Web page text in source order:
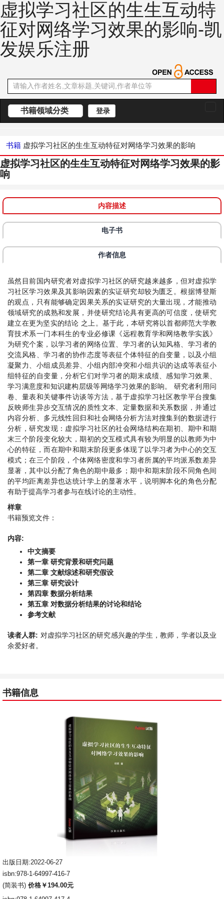
虚拟学习社区的生生互动特
征对网络学习效果的影响-凯
发娱乐注册
书籍领域分类 登录
换
书籍 虚拟学习社区的生生互动特征对网络学习效果的影响
虚拟学习社区的生生互动特征对网络学习效果的影
响
内容描述
电子书
作者信息
虽然目前国内研究者对虚拟学习社区的研究越来越多，但对虚拟学
习社区学习效果及其影响因素的实证研究却较为匮乏。根据博登斯
的观点，只有能够确定因果关系的实证研究的大量出现，才能推动
领域研究的成熟和发展，并使研究结论具有更高的可信度，使研究
建立在更为坚实的结论 之上。基于此，本研究将以首都师范大学教
育技术系一门本科生的专业必修课《远程教育学和网络教学实践》
为研究个案，以学习者的网络位置、学习者的认知风格、学习者的
交流风格、学习者的协作态度等表征个体特征的自变量，以及小组
凝聚力、小组成员差异、小组内部冲突和小组共识的达成等表征小
组特征的自变量，分析它们对学习者的期末成绩、感知学习效果、
学习满意度和知识建构层级等网络学习效果的影响。 研究者利用问
卷、量表和关键事件访谈等方法，基于虚拟学习社区教学平台搜集
反映师生异步交互情况的质性文本、定量数据和关系数据，并通过
内容分析、多元线性回归和社会网络分析方法对搜集到的数据进行
分析，研究发现：虚拟学习社区的社会网络结构在期初、期中和期
末三个阶段变化较大，期初的交互模式具有较为明显的以教师为中
心的特征，而在期中和期末阶段更多体现了以学习者为中心的交互
模式；在三个阶段，个体网络密度和学习者所属的平均派系数差异
显著，其中以分配了角色的期中最多；期中和期末阶段不同角色间
的平均距离差异也达统计学上的显著水平，说明脚本化的角色分配
有助于提高学习者参与在线讨论的主动性。
样章
书籍预览文件：
内容:
中文摘要
第一章 研究背景和研究问题
第二章 文献综述和研究假设
第三章 研究设计
第四章 数据分析结果
第五章 对数据分析结果的讨论和结论
参考文献
读者人群: 对虚拟学习社区的研究感兴趣的学生，教师，学者以及业
余爱好者。
书籍信息
出版日期:2022-06-27
isbn:978-1-64997-416-7
(简装书) 价格￥194.00元